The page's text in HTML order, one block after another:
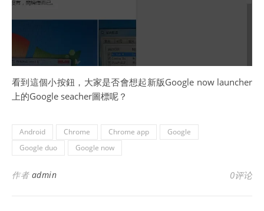
看到這個小按鈕，大家是否會想起新版Google now launcher
上的Google seacher圖標呢？
Android Chrome Chrome app
Google
Google duo
Google now
作者 admin 0评论